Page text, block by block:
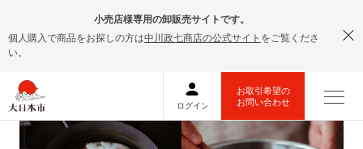
小売店様専用の卸販売サイトです。
個人購入で商品をお探しの方は中川政七商店の公式サイト をご覧くださ
い。